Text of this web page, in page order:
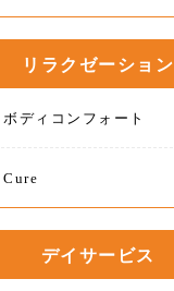
リラクゼーション
ボディコンフォート
Cure
デイサービス